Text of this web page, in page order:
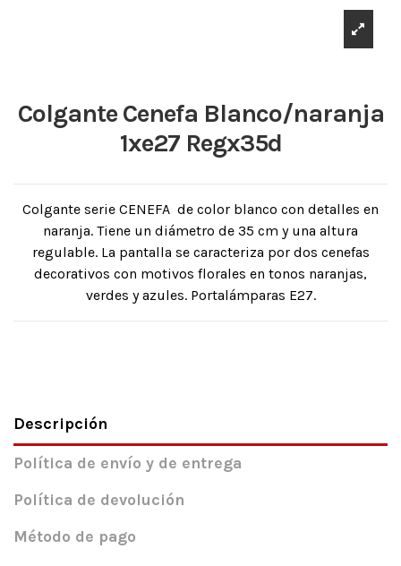
Colgante Cenefa Blanco/naranja
1xe27 Regx35d
Colgante serie CENEFA de color blanco con detalles en
naranja. Tiene un diámetro de 35 cm y una altura
regulable. La pantalla se caracteriza por dos cenefas
decorativos con motivos florales en tonos naranjas,
verdes y azules. Portalámparas E27.
Descripción
Política de envío y de entrega
Política de devolución
Método de pago